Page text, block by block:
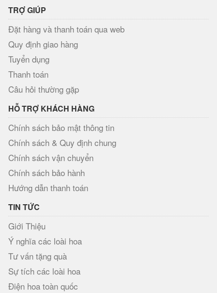
TRỢ GIÚP
Đặt hàng và thanh toán qua web
Quy định giao hàng
Tuyển dụng
Thanh toán
Câu hỏi thường gặp
HỖ TRỢ KHÁCH HÀNG
Chính sách bảo mật thông tin
Chính sách & Quy định chung
Chính sách vận chuyển
Chính sách bảo hành
Hướng dẫn thanh toán
TIN TỨC
Giới Thiệu
Ý nghĩa các loài hoa
Tư vấn tặng quà
Sự tích các loài hoa
Điện hoa toàn quốc